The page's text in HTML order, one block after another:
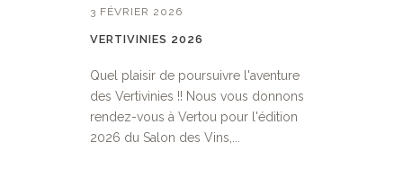
3 FÉVRIER 2026
VERTIVINIES 2026
Quel plaisir de poursuivre l'aventure
des Vertivinies !! Nous vous donnons
rendez-vous à Vertou pour l'édition
2026 du Salon des Vins,...